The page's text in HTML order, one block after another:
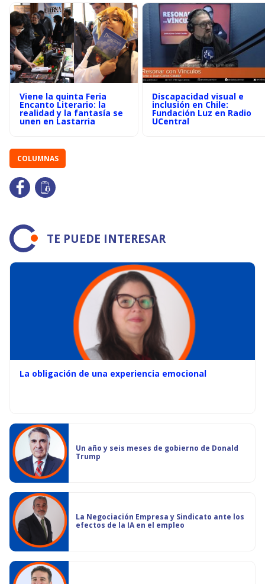
Viene la quinta Feria
Encanto Literario: la
realidad y la fantasía se
unen en Lastarria
Discapacidad visual e
inclusión en Chile:
Fundación Luz en Radio
UCentral
COLUMNAS
TE PUEDE INTERESAR
La obligación de una experiencia emocional
Un año y seis meses de gobierno de Donald
Trump
La Negociación Empresa y Sindicato ante los
efectos de la IA en el empleo